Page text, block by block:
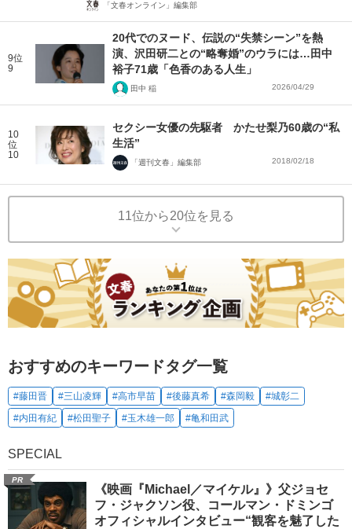
「文春オンライン」編集部
9位
9
20代でのヌード、伝説の“失禁シーン”を熱
演、沢田研二との“略奪婚”のウラには…田中
裕子71歳「色香のある人生」
田中 稲 2026/04/29
10
位
10
セクシー女優の先駆者 かたせ梨乃60歳の“私
生活”
「週刊文春」編集部 2018/02/18
11位から20位を見る
おすすめのキーワードタグ一覧
#藤田晋 #三山凌輝 #高市早苗 #後藤真希 #森岡毅
#城彰二
#内田有紀
#松田聖子 #玉木雄一郎 #亀和田武
SPECIAL
PR
《映画『Michael／マイケル』》父ジョセ
フ・ジャクソン役、コールマン・ドミンゴ
オフィシャルインタビュー“観客を魅了した